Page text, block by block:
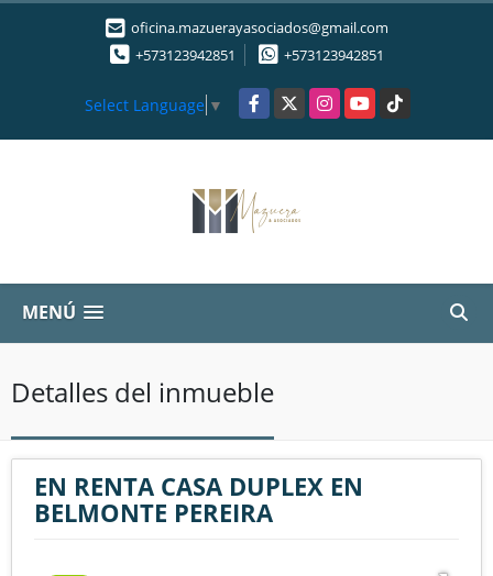
oficina.mazuerayasociados@gmail.com
+573123942851
+573123942851
Select Language ▼ Facebook
X InstagramYouTubeTikTok
MENÚ
Detalles del inmueble
EN RENTA CASA DUPLEX EN
BELMONTE PEREIRA